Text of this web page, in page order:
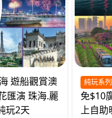
匯演 珠海.麗
玩2天
純玩系列
免$10
上自助